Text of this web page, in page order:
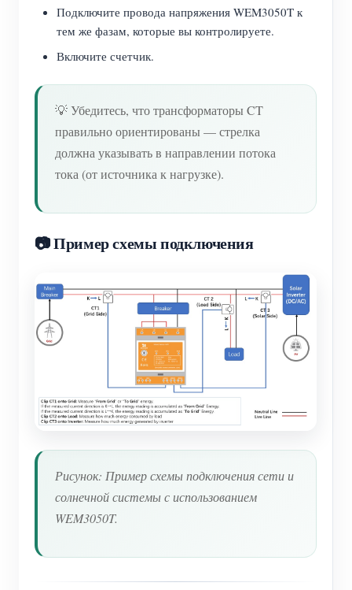
Подключите провода напряжения WEM3050T к
тем же фазам, которые вы контролируете.
Включите счетчик.
💡 Убедитесь, что трансформаторы CT
правильно ориентированы — стрелка
должна указывать в направлении потока
тока (от источника к нагрузке).
📷 Пример схемы подключения
Рисунок: Пример схемы подключения сети и
солнечной системы с использованием
WEM3050T.